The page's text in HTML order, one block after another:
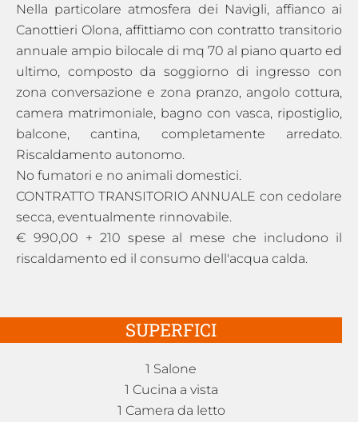
Nella particolare atmosfera dei Navigli, affianco ai
Canottieri Olona, affittiamo con contratto transitorio
annuale ampio bilocale di mq 70 al piano quarto ed
ultimo, composto da soggiorno di ingresso con
zona conversazione e zona pranzo, angolo cottura,
camera matrimoniale, bagno con vasca, ripostiglio,
balcone, cantina, completamente arredato.
Riscaldamento autonomo.
No fumatori e no animali domestici.
CONTRATTO TRANSITORIO ANNUALE con cedolare
secca, eventualmente rinnovabile.
€ 990,00 + 210 spese al mese che includono il
riscaldamento ed il consumo dell'acqua calda.
SUPERFICI
1 Salone
1 Cucina a vista
1 Camera da letto